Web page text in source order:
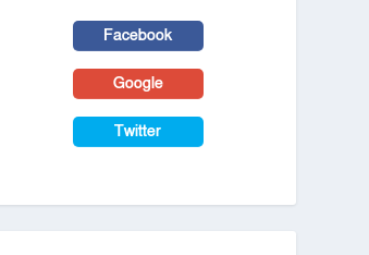
Facebook
Google
Twitter